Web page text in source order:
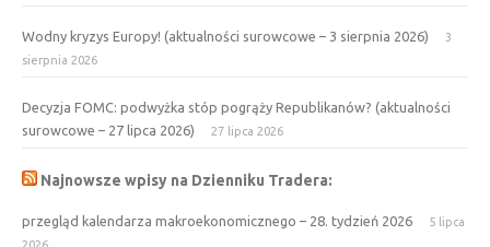
Wodny kryzys Europy! (aktualności surowcowe – 3 sierpnia 2026)
3
sierpnia 2026
Decyzja FOMC: podwyżka stóp pogrąży Republikanów? (aktualności
surowcowe – 27 lipca 2026)
27 lipca 2026
Najnowsze wpisy na Dzienniku Tradera:
przegląd kalendarza makroekonomicznego – 28. tydzień 2026
5 lipca